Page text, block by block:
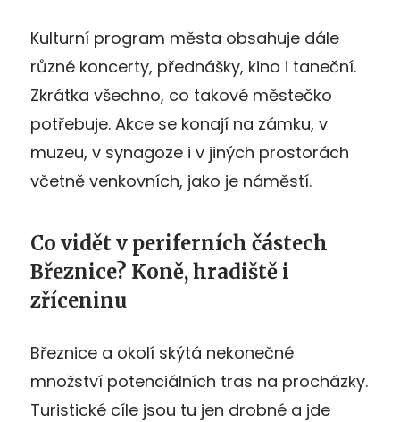
Kulturní program města obsahuje dále
různé koncerty, přednášky, kino i taneční.
Zkrátka všechno, co takové městečko
potřebuje. Akce se konají na zámku, v
muzeu, v synagoze i v jiných prostorách
včetně venkovních, jako je náměstí.
Co vidět v periferních částech
Březnice? Koně, hradiště i
zříceninu
Březnice a okolí skýtá nekonečné
množství potenciálních tras na procházky.
Turistické cíle jsou tu jen drobné a jde